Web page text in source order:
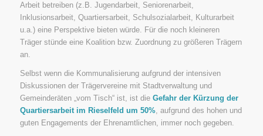
Arbeit betreiben (z.B. Jugendarbeit, Seniorenarbeit,
Inklusionsarbeit, Quartiersarbeit, Schulsozialarbeit, Kulturarbeit
u.a.) eine Perspektive bieten würde. Für die noch kleineren
Träger stünde eine Koalition bzw. Zuordnung zu größeren Trägern
an.
Selbst wenn die Kommunalisierung aufgrund der intensiven
Diskussionen der Trägervereine mit Stadtverwaltung und
Gemeinderäten „vom Tisch“ ist, ist dieGefahr der Kürzung der
Quartiersarbeit im Rieselfeld um 50%, aufgrund des hohen und
guten Engagements der Ehrenamtlichen, immer noch gegeben.